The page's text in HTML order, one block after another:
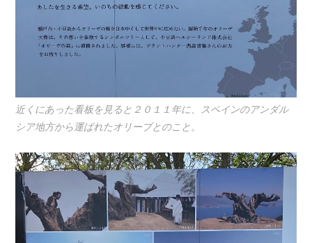
近くにあった看板を見ると２０１１年に、スペインのアンダル
シア地方から運ばれたオリーブとのこと。